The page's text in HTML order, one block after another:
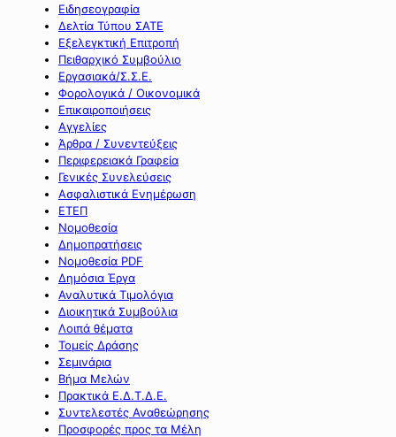
Ειδησεογραφία
Δελτία Τύπου ΣΑΤΕ
Εξελεγκτική Επιτροπή
Πειθαρχικό Συμβούλιο
Εργασιακά/Σ.Σ.Ε.
Φορολογικά / Οικονομικά
Επικαιροποιήσεις
Αγγελίες
Άρθρα / Συνεντεύξεις
Περιφερειακά Γραφεία
Γενικές Συνελεύσεις
Ασφαλιστικά Ενημέρωση
ΕΤΕΠ
Νομοθεσία
Δημοπρατήσεις
Νομοθεσία PDF
Δημόσια Έργα
Αναλυτικά Τιμολόγια
Διοικητικά Συμβούλια
Λοιπά θέματα
Τομείς Δράσης
Σεμινάρια
Βήμα Μελών
Πρακτικά Ε.Δ.Τ.Δ.Ε.
Συντελεστές Αναθεώρησης
Προσφορές προς τα Μέλη